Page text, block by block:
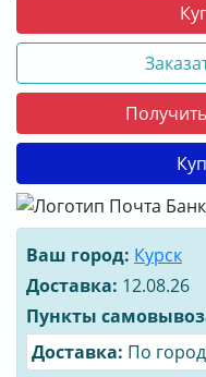
Ваш город: Курск
Доставка: 12.08.26
Пункты
Доставка: По